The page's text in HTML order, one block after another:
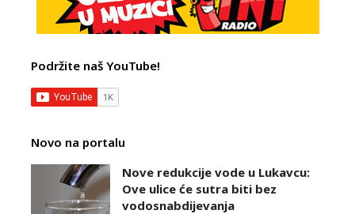
Podržite naš YouTube!
Novo na portalu
Nove redukcije vode u Lukavcu:
Ove ulice će sutra biti bez
vodosnabdijevanja